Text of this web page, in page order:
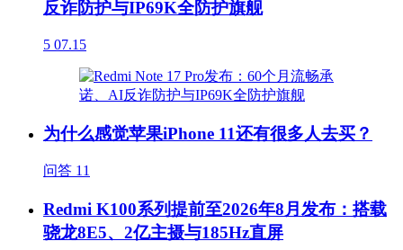
反诈防护与IP69K全防护旗舰
5 07.15
为什么感觉苹果iPhone 11还有很多人去买？
问答 11
Redmi K100系列提前至2026年8月发布：搭载
骁龙8E5、2亿主摄与185Hz直屏